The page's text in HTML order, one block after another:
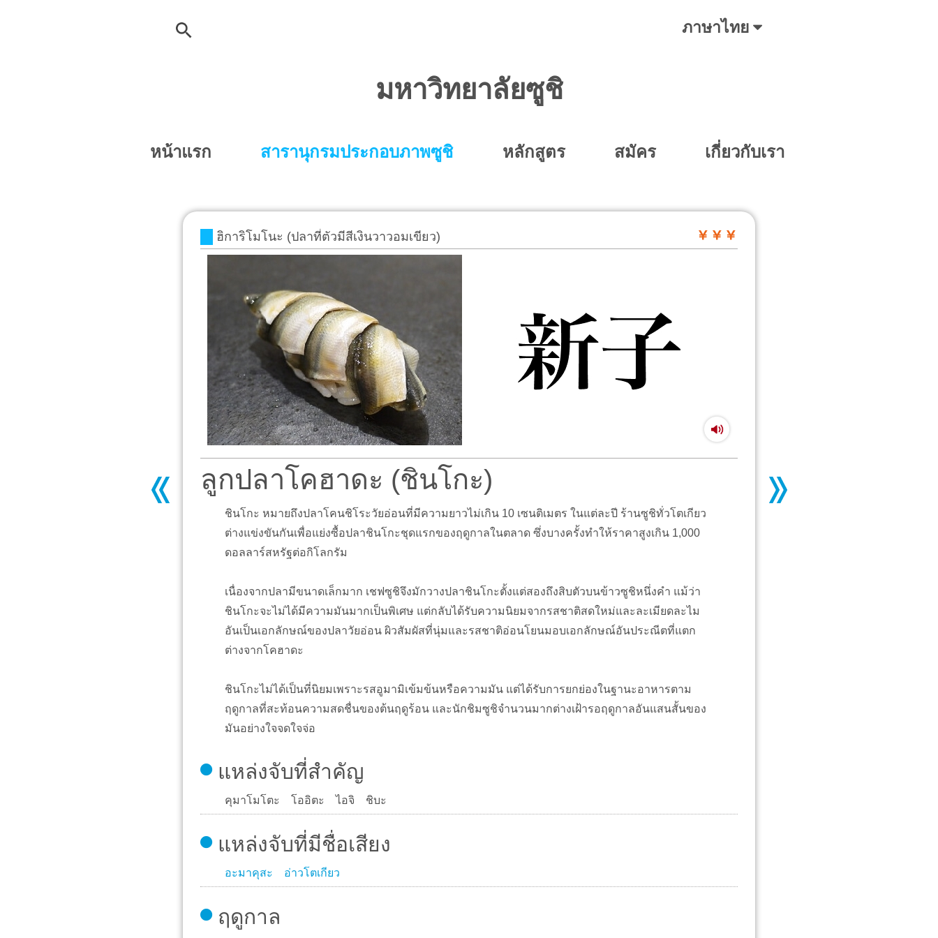
ภาษาไทย
มหาวิทยาลัยซูชิ
หน้าแรก สารานุกรมประกอบภาพซูชิ หลักสูตร สมัคร เกี่ยวกับเรา
ฮิการิโมโนะ (ปลาที่ตัวมีสีเงินวาวอมเขียว)
ลูกปลาโคฮาดะ (ชินโกะ)
ชินโกะ หมายถึงปลาโคนชิโระวัยอ่อนที่มีความยาวไม่เกิน 10 เซนติเมตร ในแต่ละปี ร้านซูชิทั่วโตเกียว
ต่างแข่งขันกันเพื่อแย่งซื้อปลาชินโกะชุดแรกของฤดูกาลในตลาด ซึ่งบางครั้งทำให้ราคาสูงเกิน 1,000
ดอลลาร์สหรัฐต่อกิโลกรัม
เนื่องจากปลามีขนาดเล็กมาก เชฟซูชิจึงมักวางปลาชินโกะตั้งแต่สองถึงสิบตัวบนข้าวซูชิหนึ่งคำ แม้ว่า
ชินโกะจะไม่ได้มีความมันมากเป็นพิเศษ แต่กลับได้รับความนิยมจากรสชาติสดใหม่และละเมียดละไม
อันเป็นเอกลักษณ์ของปลาวัยอ่อน ผิวสัมผัสที่นุ่มและรสชาติอ่อนโยนมอบเอกลักษณ์อันประณีตที่แตก
ต่างจากโคฮาดะ
ชินโกะไม่ได้เป็นที่นิยมเพราะรสอูมามิเข้มข้นหรือความมัน แต่ได้รับการยกย่องในฐานะอาหารตาม
ฤดูกาลที่สะท้อนความสดชื่นของต้นฤดูร้อน และนักชิมซูชิจำนวนมากต่างเฝ้ารอฤดูกาลอันแสนสั้นของ
มันอย่างใจจดใจจ่อ
แหล่งจับที่สำคัญ
คุมาโมโตะ โออิตะ ไอจิ ชิบะ
แหล่งจับที่มีชื่อเสียง
อะมาคุสะ อ่าวโตเกียว
ฤดูกาล